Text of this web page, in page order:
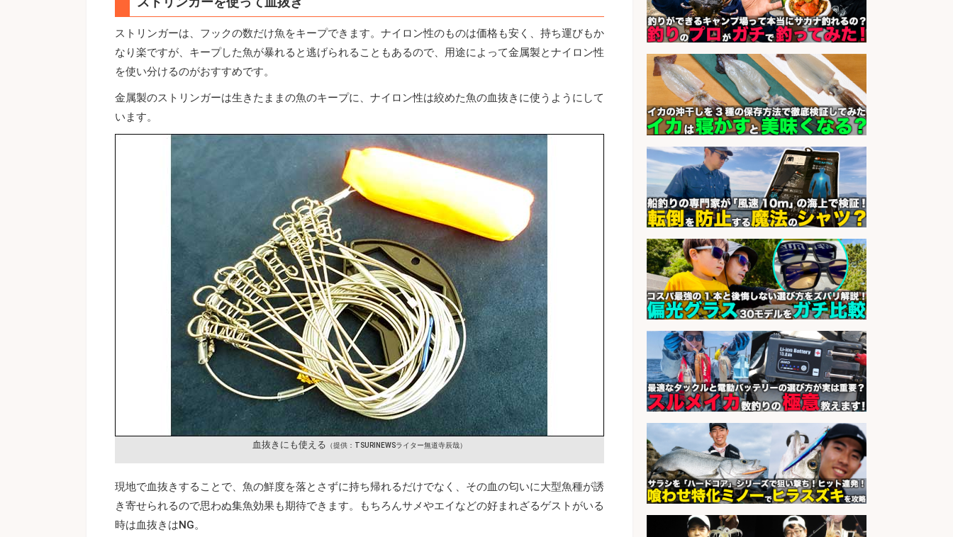
ストリンガーは、フックの数だけ魚をキープできます。ナイロン性のものは価格も安く、持ち運びもか
なり楽ですが、キープした魚が暴れると逃げられることもあるので、用途によって金属製とナイロン性
を使い分けるのがおすすめです。
金属製のストリンガーは生きたままの魚のキープに、ナイロン性は絞めた魚の血抜きに使うようにして
います。
血抜きにも使える （提供：TSURINEWSライター無道寺辰哉）
現地で血抜きすることで、魚の鮮度を落とさずに持ち帰れるだけでなく、その血の匂いに大型魚種が誘
き寄せられるので思わぬ集魚効果も期待できます。もちろんサメやエイなどの好まれざるゲストがいる
時は血抜きはNG。
sponsored by 求人ボックス
さかな専門学校の教員 教員免許不
要/水産業界の知識と経験を活かす
会社名
学校法人水野学園日本さかな専
門学校
sponsored by 求人ボックス
宮崎/魚や漁業に関わる現場・事務
の「総合職」 未経験可
会社名 宮崎県漁業協同組合連合会
日払いOKで即日収入/品出し/釣り具
のピッキング 梱包STAFF/大阪府/岸
和田市
sponsored by 求人ボックス
魚をさばける方必見「鮮魚部門スタ
ッフ」/3つの働き方が選べる
会社名 株式会社旬
sponsored by 求人ボックス
さらに求人情報を見る